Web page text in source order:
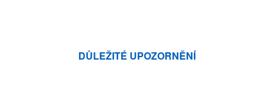
DŮLEŽITÉ UPOZORNĚNÍ